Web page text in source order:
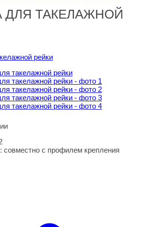
ДЛЯ ТАКЕЛАЖНОЙ
совместно с профилем крепления